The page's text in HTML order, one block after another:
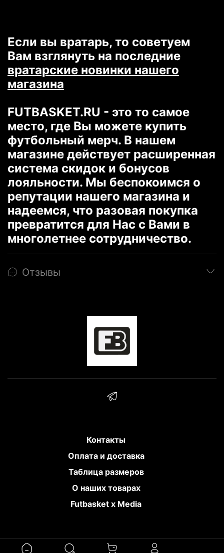
Если вы вратарь, то советуем
Вам взглянуть на последние
вратарские новинки нашего
магазина
FUTBASKET.RU - это то самое
место, где Вы можете купить
футбольный мерч. В нашем
магазине действует расширенная
система скидок и бонусов
лояльности. Мы беспокоимся о
репутации нашего магазина и
надеемся, что разовая покупка
превратится для Нас с Вами в
многолетнее сотрудничество.
Отзывы
Контакты
Оплата и доставка
Таблица размеров
О наших товарах
Futbasket x Media